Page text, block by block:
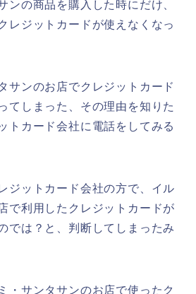
ンの商品を購入した時にだけ、
レジットカードが使えなくなっ
サンのお店でクレジットカード
てしまった、その理由を知りた
トカード会社に電話をしてみる
ジットカード会社の方で、イル
で利用したクレジットカードが
では？と、判断してしまったみ
・サンタサンのお店で使ったク